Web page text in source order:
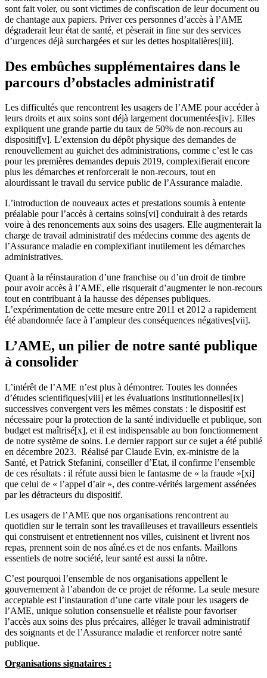
sont fait voler, ou sont victimes de confiscation de leur document ou
de chantage aux papiers. Priver ces personnes d’accès à l’AME
dégraderait leur état de santé, et pèserait in fine sur des services
d’urgences déjà surchargées et sur les dettes hospitalières[iii].
Des embûches supplémentaires dans le
parcours d’obstacles administratif
Les difficultés que rencontrent les usagers de l’AME pour accéder à
leurs droits et aux soins sont déjà largement documentées[iv]. Elles
expliquent une grande partie du taux de 50% de non-recours au
dispositif[v]. L’extension du dépôt physique des demandes de
renouvellement au guichet des administrations, comme c’est le cas
pour les premières demandes depuis 2019, complexifierait encore
plus les démarches et renforcerait le non-recours, tout en
alourdissant le travail du service public de l’Assurance maladie.
L’introduction de nouveaux actes et prestations soumis à entente
préalable pour l’accès à certains soins[vi] conduirait à des retards
voire à des renoncements aux soins des usagers. Elle augmenterait la
charge de travail administratif des médecins comme des agents de
l’Assurance maladie en complexifiant inutilement les démarches
administratives.
Quant à la réinstauration d’une franchise ou d’un droit de timbre
pour avoir accès à l’AME, elle risquerait d’augmenter le non-recours
tout en contribuant à la hausse des dépenses publiques.
L’expérimentation de cette mesure entre 2011 et 2012 a rapidement
été abandonnée face à l’ampleur des conséquences négatives[vii].
L’AME, un pilier de notre santé publique
à consolider
L’intérêt de l’AME n’est plus à démontrer. Toutes les données
d’études scientifiques[viii] et les évaluations institutionnelles[ix]
successives convergent vers les mêmes constats : le dispositif est
nécessaire pour la protection de la santé individuelle et publique, son
budget est maîtrisé[x], et il est indispensable au bon fonctionnement
de notre système de soins. Le dernier rapport sur ce sujet a été publié
en décembre 2023. Réalisé par Claude Evin, ex-ministre de la
Santé, et Patrick Stefanini, conseiller d’Etat, il confirme l’ensemble
de ces résultats : il réfute aussi bien le fantasme de « la fraude »[xi]
que celui de « l’appel d’air », des contre-vérités largement assénées
par les détracteurs du dispositif.
Les usagers de l’AME que nos organisations rencontrent au
quotidien sur le terrain sont les travailleuses et travailleurs essentiels
qui construisent et entretiennent nos villes, cuisinent et livrent nos
repas, prennent soin de nos aîné.es et de nos enfants. Maillons
essentiels de notre société, leur santé est aussi la nôtre.
C’est pourquoi l’ensemble de nos organisations appellent le
gouvernement à l’abandon de ce projet de réforme. La seule mesure
acceptable est l’instauration d’une carte vitale pour les usagers de
l’AME, unique solution consensuelle et réaliste pour favoriser
l’accès aux soins des plus précaires, alléger le travail administratif
des soignants et de l’Assurance maladie et renforcer notre santé
publique.
Organisations signataires :